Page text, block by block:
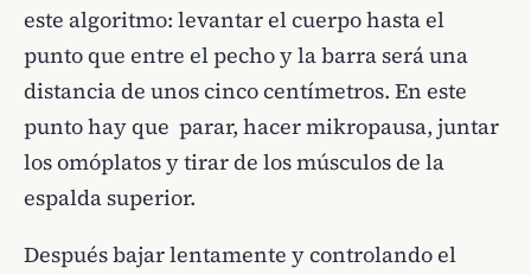
este algoritmo: levantar el cuerpo hasta el
punto que entre el pecho y la barra será una
distancia de unos cinco centímetros. En este
punto hay que parar, hacer mikropausa, juntar
los omóplatos y tirar de los músculos de la
espalda superior.
Después bajar lentamente y controlando el